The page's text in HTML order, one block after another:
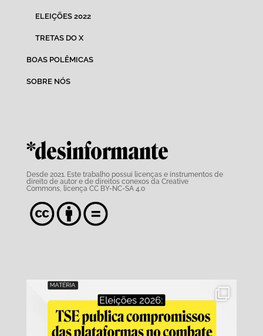
ELEIÇÕES 2022
TRETAS DO X
BOAS POLÊMICAS
SOBRE NÓS
*desinformante
Desde 2021. Este trabalho possui licenças e instrumentos de
direito de autor e de direitos conexos da Creative
Commons,
licença CC BY-NC-SA 4.0